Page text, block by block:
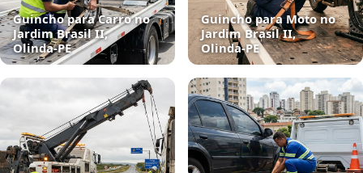
Guincho para Carro no
Jardim Brasil II,
Olinda‑PE
Guincho para Moto no
Jardim Brasil II,
Olinda‑PE